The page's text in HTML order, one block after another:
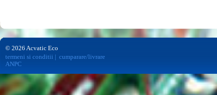
© 2026 Acvatic Eco
termeni si conditii
cumparare/livrare
ANPC